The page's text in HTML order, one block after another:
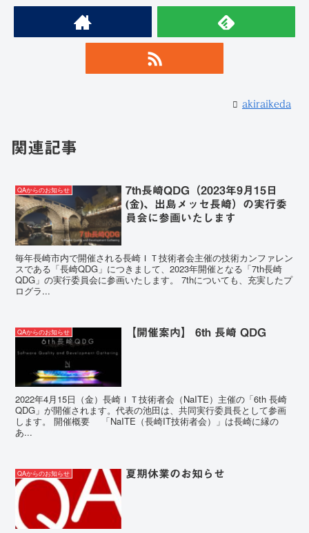
akiraikeda
関連記事
QAからのお知らせ
7th長崎QDG（2023年9月15日
(金)、出島メッセ長崎）の実行委
員会に参画いたします
毎年長崎市内で開催される長崎ＩＴ技術者会主催の技術カンファレン
スである「長崎QDG」につきまして、2023年開催となる「7th長崎
QDG」の実行委員会に参画いたします。 7thについても、充実したプ
ログラ...
QAからのお知らせ 【開催案内】 6th 長崎 QDG
2022年4月15日（金）長崎ＩＴ技術者会（NaITE）主催の「6th 長崎
QDG」が開催されます。代表の池田は、共同実行委員長として参画
します。 開催概要 「NaITE（長崎IT技術者会）」は長崎に縁の
あ...
QAからのお知らせ 夏期休業のお知らせ